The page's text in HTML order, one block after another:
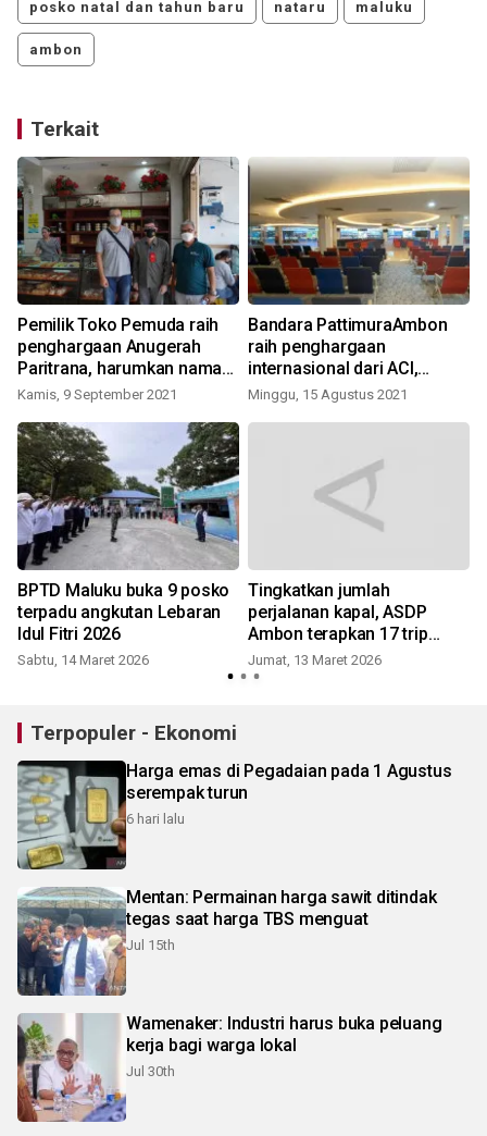
posko natal dan tahun baru nataru maluku
ambon
Terkait
Pemilik Toko Pemuda raih
penghargaan Anugerah
Paritrana, harumkan nama
Kota Ambon
Kamis, 9 September 2021
Bandara PattimuraAmbon
raih penghargaan
internasional dari ACI,
gairahkan kinerja
Minggu, 15 Agustus 2021
BPTD Maluku buka 9 posko
terpadu angkutan Lebaran
Idul Fitri 2026
Sabtu, 14 Maret 2026
Tingkatkan jumlah
perjalanan kapal, ASDP
Ambon terapkan 17 trip
untuk urai antrean di
Pelabuhan Hunimua
Jumat, 13 Maret 2026
Terpopuler - Ekonomi
Harga emas di Pegadaian pada 1 Agustus
serempak turun
6 hari lalu
Mentan: Permainan harga sawit ditindak
tegas saat harga TBS menguat
Jul 15th
Wamenaker: Industri harus buka peluang
kerja bagi warga lokal
Jul 30th